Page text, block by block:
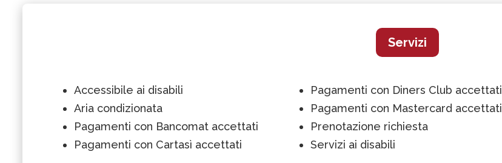
Servizi
Accessibile ai disabili
Aria condizionata
Pagamenti con Bancomat accettati
Pagamenti con Cartasì accettati
Pagamenti con Diners Club accettati
Pagamenti con Mastercard accettati
Prenotazione richiesta
Servizi ai disabili